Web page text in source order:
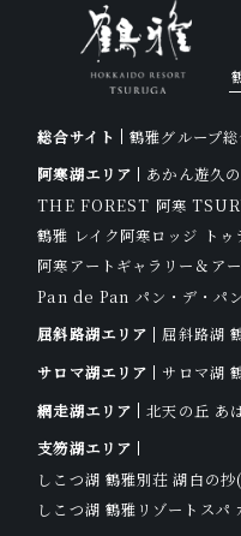
総合サイト
鶴雅グループ総
阿寒湖エリア
あかん遊久
THE FOREST 阿寒
鶴雅 レイク阿寒ロッジ トゥ
阿寒アートギャラリー＆ア
Pan de Pan パン・デ・パン
屈斜路湖エリア
屈斜路湖
サロマ湖エリア
サロマ湖
網走湖エリア
北天の丘 あ
支笏湖エリア
しこつ湖 鶴雅別荘 湖白の抄
しこつ湖 鶴雅リゾートスパ